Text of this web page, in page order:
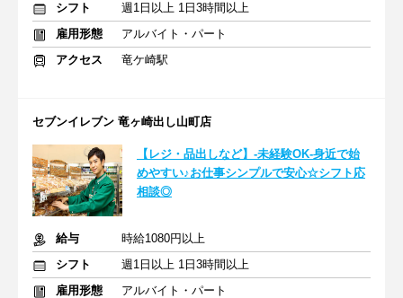
シフト
週1日以上 1日3時間以上
雇用形態
アルバイト・パート
アクセス
竜ケ崎駅
セブンイレブン 竜ヶ崎出し山町店
【レジ・品出しなど】-未経験OK-身近で始
めやすい♪お仕事シンプルで安心☆シフト応
相談◎
給与
時給1080円以上
シフト
週1日以上 1日3時間以上
雇用形態
アルバイト・パート